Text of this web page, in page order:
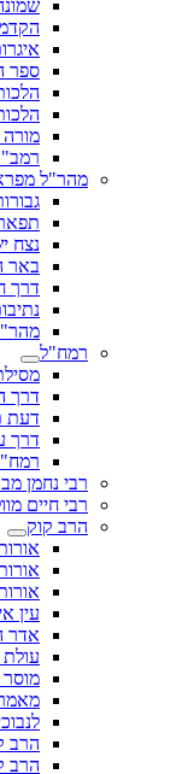
ספר
מורה
מהר"ל
נצח
באר
דרך
רמח"ל
דרך
דעת
דרך
רבי נחמן
רבי חיים
הרב קוק
עין
אדר
הרב
הרב